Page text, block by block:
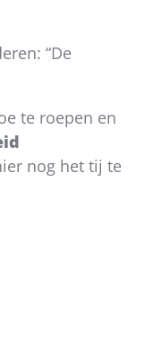
“De
te roepen en
nog het tij te